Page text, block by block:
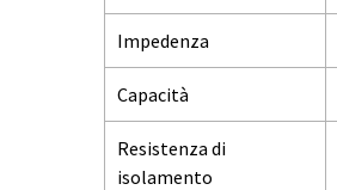
Impedenza
Capacità
Resistenza di
isolamento